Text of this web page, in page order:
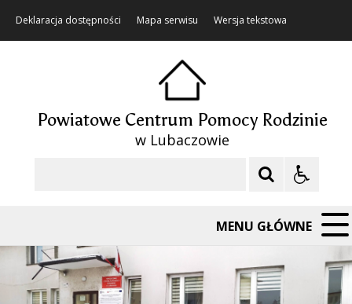
Deklaracja dostępności Mapa serwisu Wersja tekstowa
Powiatowe Centrum Pomocy Rodzinie
w Lubaczowie
MENU GŁÓWNE